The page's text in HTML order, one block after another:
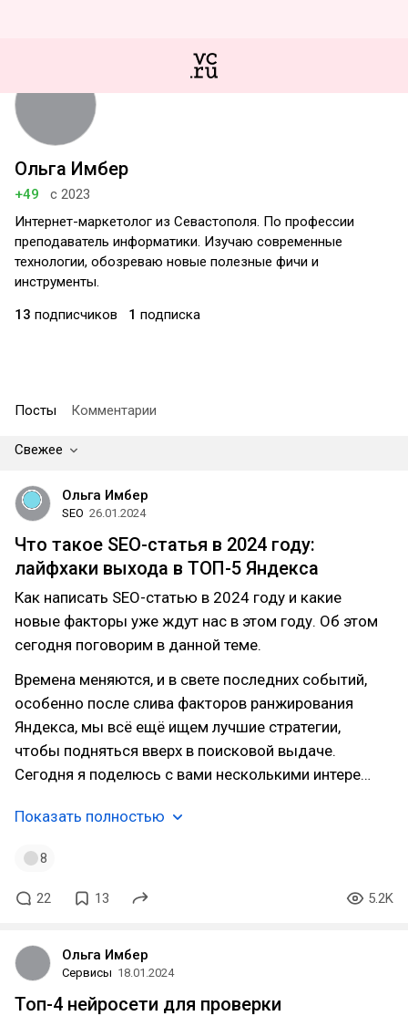
Ольга Имбер
+49
с 2023
Интернет-маркетолог из Севастополя. По профессии
преподаватель информатики. Изучаю современные
технологии, обозреваю новые полезные фичи и
инструменты.
13 подписчиков 1 подписка
Посты Комментарии
Свежее
Ольга Имбер
SEO 26.01.2024
Что такое SEO-статья в 2024 году:
лайфхаки выхода в ТОП-5 Яндекса
Как написать SEO-статью в 2024 году и какие
новые факторы уже ждут нас в этом году. Об этом
сегодня поговорим в данной теме.
Времена меняются, и в свете последних событий,
особенно после слива факторов ранжирования
Яндекса, мы всё ещё ищем лучшие стратегии,
чтобы подняться вверх в поисковой выдаче.
Сегодня я поделюсь с вами несколькими интере…
Показать полностью
8
22 13 5.2K
Ольга Имбер
Сервисы 18.01.2024
Топ-4 нейросети для проверки